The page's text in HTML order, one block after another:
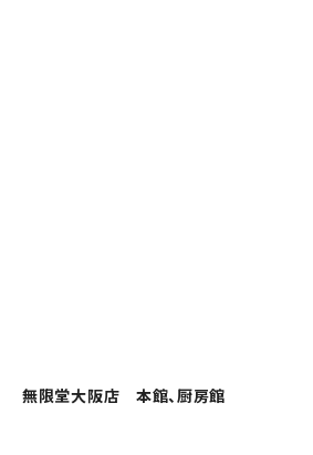
無限堂大阪店 本館、厨房館